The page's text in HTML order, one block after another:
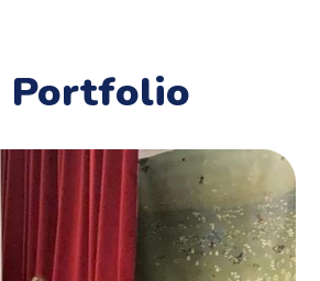
Portfolio